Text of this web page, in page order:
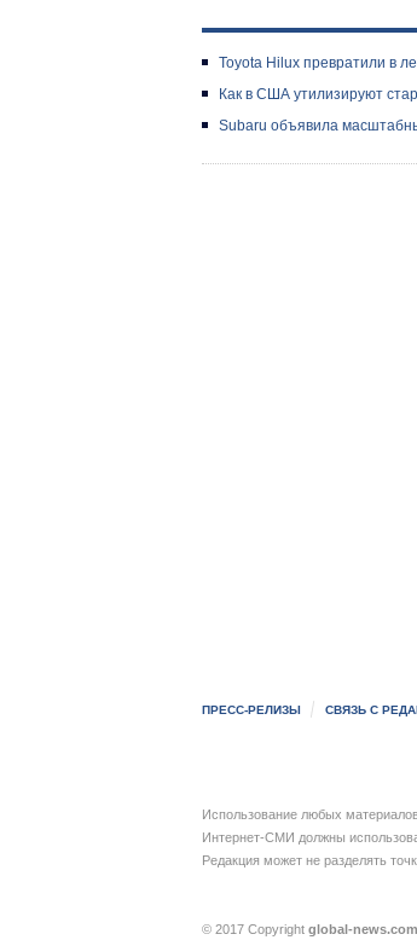
Toyota Hilux превратили в
Как в США утилизируют
Subaru объявила
ПРЕСС-РЕЛИЗЫ СВЯЗЬ С
Использование любых
Интернет-СМИ должны
Редакция может не разделять
© 2017 Copyright global-